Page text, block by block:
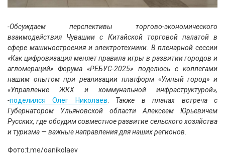
-Обсуждаем перспективы торгово-экономического
взаимодействия Чувашии с Китайской торговой палатой в
сфере машиностроения и электротехники. В пленарной сессии
«Как цифровизация меняет правила игры в развитии городов и
агломераций» Форума «РЕБУС-2025» поделюсь с коллегами
нашим опытом при реализации платформ «Умный город» и
«Управление ЖКХ и коммунальной инфраструктурой»,
-поделился Олег Николаев
Также в планах встреча с
Губернатором Ульяновской области Алексеем Юрьевичем
Русских, где обсудим совместное развитие сельского хозяйства
и туризма — важные направления для наших регионов.
Фото:t.me/oanikolaev